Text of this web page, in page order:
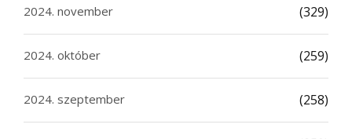
2024. november (329)
2024. október (259)
2024. szeptember (258)